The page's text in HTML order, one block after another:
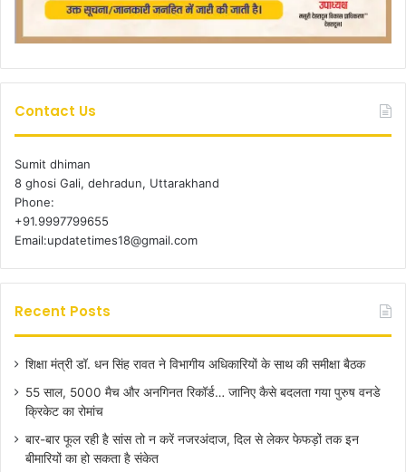
Contact Us
Sumit dhiman
8 ghosi Gali, dehradun, Uttarakhand
Phone:
+91.9997799655
Email:updatetimes18@gmail.com
Recent Posts
शिक्षा मंत्री डॉ. धन सिंह रावत ने विभागीय अधिकारियों के साथ की समीक्षा बैठक
55 साल, 5000 मैच और अनगिनत रिकॉर्ड… जानिए कैसे बदलता गया पुरुष वनडे
क्रिकेट का रोमांच
बार-बार फूल रही है सांस तो न करें नजरअंदाज, दिल से लेकर फेफड़ों तक इन
बीमारियों का हो सकता है संकेत